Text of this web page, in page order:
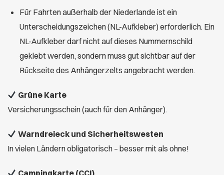
Für Fahrten außerhalb der Niederlande ist ein
Unterscheidungszeichen (NL-Aufkleber) erforderlich. Ein
NL-Aufkleber darf nicht auf dieses Nummernschild
geklebt werden, sondern muss gut sichtbar auf der
Rückseite des Anhängerzelts angebracht werden.
Grüne Karte
Versicherungsschein (auch für den Anhänger).
Warndreieck und Sicherheitswesten
In vielen Ländern obligatorisch – besser mit als ohne!
Campingkarte (CCI)